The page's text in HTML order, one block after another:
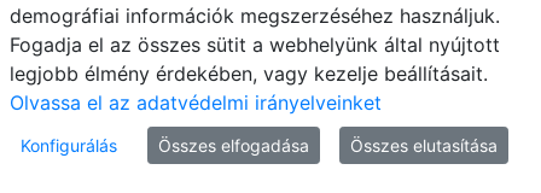
© MATE 2021
demográfiai információk megszerzéséhez használjuk.
Fogadja el az összes sütit a webhelyünk által nyújtott
legjobb élmény érdekében, vagy kezelje beállításait.
Olvassa el az adatvédelmi irányelveinket
Konfigurálás Összes elfogadása Összes elutasítása